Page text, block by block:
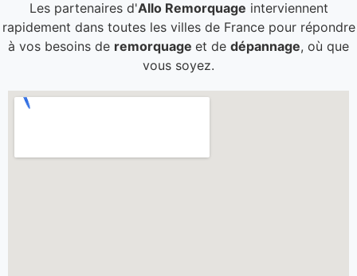
Les partenaires d'Allo Remorquage interviennent
rapidement dans toutes les villes de France pour répondre
à vos besoins de remorquage et de dépannage, où que
vous soyez.